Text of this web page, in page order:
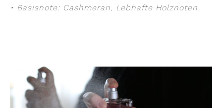
• Basisnote: Cashmeran, Lebhafte Holznoten